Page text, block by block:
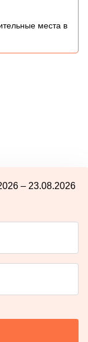
места в
– 23.08.2026